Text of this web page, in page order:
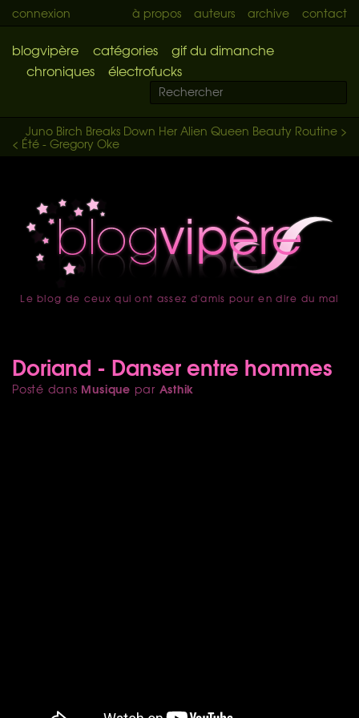
connexion à propos auteurs archive contact
blogvipère catégories
gif du dimanche
chroniques
électrofucks
Juno Birch Breaks Down Her Alien Queen Beauty Routine >
< Été - Gregory Oke
accueil
Le blog de ceux qui ont assez d'amis pour en dire du mal
Doriand - Danser entre hommes
Posté dans Musique par Asthik